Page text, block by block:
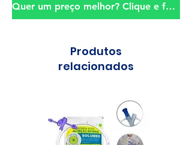
Quer um preço melhor? Clique e fale conosco!
Produtos
relacionados